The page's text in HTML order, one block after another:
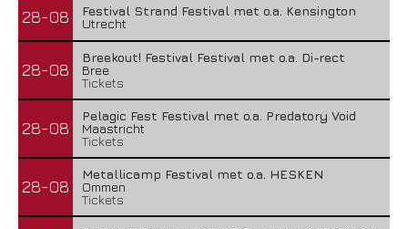
28-08
Festival Strand Festival met o.a. Kensington
Utrecht
28-08
Breekout! Festival Festival met o.a. Di-rect
Bree
Tickets
28-08
Pelagic Fest Festival met o.a. Predatory Void
Maastricht
Tickets
28-08
Metallicamp Festival met o.a. HESKEN
Ommen
Tickets